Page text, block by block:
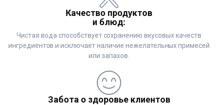
Качество продуктов
и блюд:
Чистая вода способствует сохранению вкусовых качеств
ингредиентов и исключает наличие нежелательных примесей
или запахов.
Забота о здоровье клиентов